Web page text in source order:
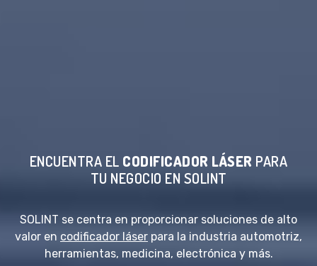
ENCUENTRA EL CODIFICADOR LÁSER PARA
TU NEGOCIO EN SOLINT
SOLINT se centra en proporcionar soluciones de alto
valor en codificador láser para la industria automotriz,
herramientas, medicina, electrónica y más.